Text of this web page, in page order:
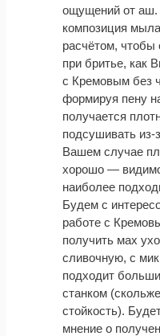
ощущений от аш.
композиция
расчётом, чтобы
при бритье, как
с Кремовым без
формируя пену
получается
подсушивать из-
Вашем случае
хорошо —
наиболее
Будем с
работе с
получить мах
сливочную, с
подходит
станком
стойкость).
мнение о